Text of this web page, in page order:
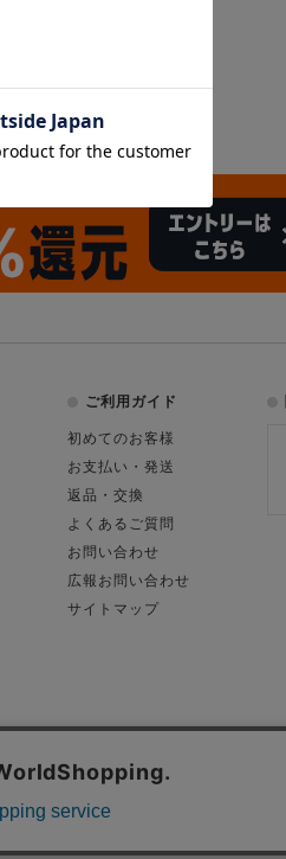
ご利用ガイド
初めてのお客様
お支払い・発送
返品・交換
よくあるご質問
お問い合わせ
広報お問い合わせ
サイトマップ
平日11:00～18:00